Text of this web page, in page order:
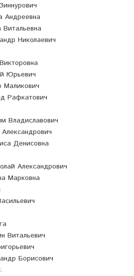
Андреевна
Николаевич
Юрьевич
Рафкатович
Владиславович
Денисовна
Александрович
Марковна
Витальевич
Борисович